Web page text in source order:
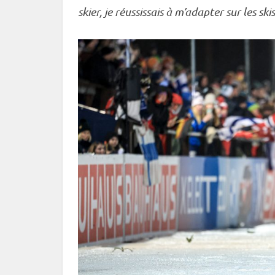
skier, je réussissais à m’adapter sur les